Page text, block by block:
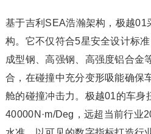
基于吉利SEA浩瀚架构，极越01
构。它不仅符合5星安全设计标
成型钢、高强钢、高强度铝合金
合，在碰撞中充分变形吸能确保
舱的碰撞冲击力。极越01的车身
40000N·m/Deg，远超当前行业